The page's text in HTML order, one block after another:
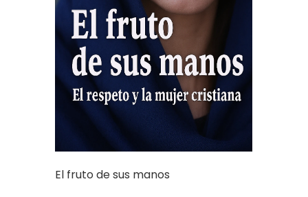
El fruto de sus manos